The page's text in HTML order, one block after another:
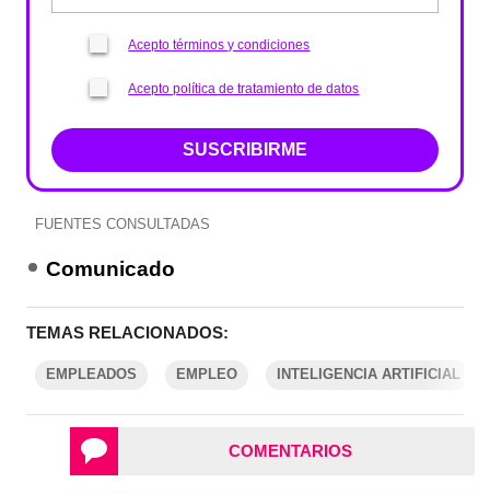
Acepto términos y condiciones
Acepto política de tratamiento de datos
SUSCRIBIRME
FUENTES CONSULTADAS
Comunicado
TEMAS RELACIONADOS:
EMPLEADOS EMPLEO INTELIGENCIA ARTIFICIAL
COMENTARIOS